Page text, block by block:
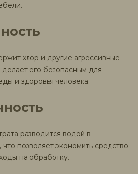
хлор и другие агрессивные
его безопасным для
и здоровья человека.
разводится водой в
что позволяет экономить средство
на обработку.